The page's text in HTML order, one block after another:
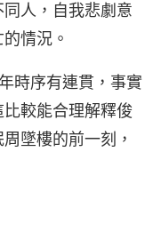
人，自我悲劇意
情況。
時序有連貫，事實
較能合理解釋俊
墜樓的前一刻，